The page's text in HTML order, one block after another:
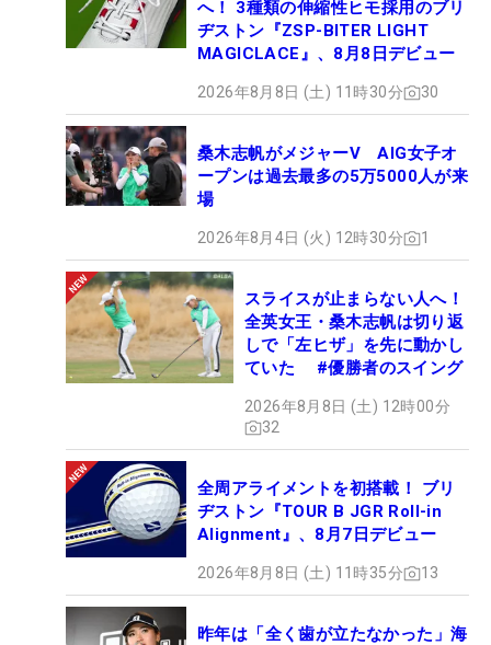
へ！ 3種類の伸縮性ヒモ採用のブリ
ヂストン『ZSP-BITER LIGHT
MAGICLACE』、8月8日デビュー
2026年8月8日 (土) 11時30分 30
桑木志帆がメジャーV AIG女子オ
ープンは過去最多の5万5000人が来
場
2026年8月4日 (火) 12時30分 1
スライスが止まらない人へ！
全英女王・桑木志帆は切り返
しで「左ヒザ」を先に動かし
ていた #優勝者のスイング
2026年8月8日 (土) 12時00分
32
全周アライメントを初搭載！ ブリ
ヂストン『TOUR B JGR Roll-in
Alignment』、8月7日デビュー
2026年8月8日 (土) 11時35分 13
昨年は「全く歯が立たなかった」海